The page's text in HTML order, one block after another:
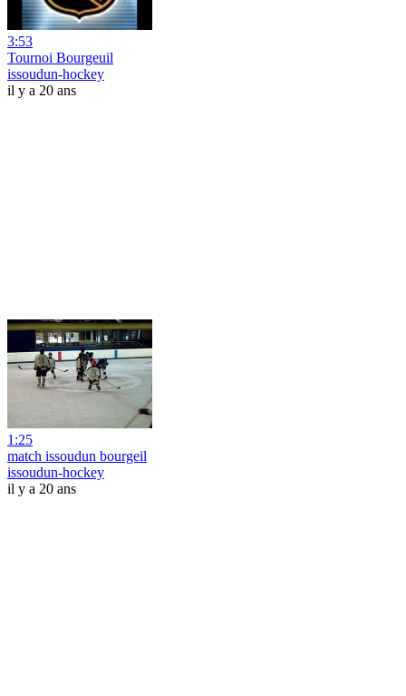
3:53
Tournoi Bourgeuil
issoudun-hockey
il y a 20 ans
1:25
match issoudun bourgeil
issoudun-hockey
il y a 20 ans